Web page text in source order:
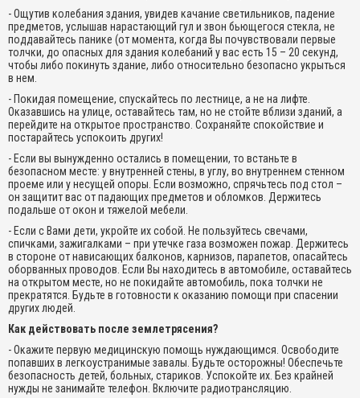
- Ощутив колебания здания, увидев качание светильников, падение
предметов, услышав нарастающий гул и звон бьющегося стекла, не
поддавайтесь панике (от момента, когда Вы почувствовали первые
толчки, до опасных для здания колебаний у вас есть 15 – 20 секунд,
чтобы либо покинуть здание, либо относительно безопасно укрыться
в нем.
- Покидая помещение, спускайтесь по лестнице, а не на лифте.
Оказавшись на улице, оставайтесь там, но не стойте вблизи зданий, а
перейдите на открытое пространство. Сохраняйте спокойствие и
постарайтесь успокоить других!
- Если вы вынужденно остались в помещении, то встаньте в
безопасном месте: у внутренней стены, в углу, во внутреннем стенном
проеме или у несущей опоры. Если возможно, спрячьтесь под стол –
он защитит вас от падающих предметов и обломков. Держитесь
подальше от окон и тяжелой мебели.
- Если с Вами дети, укройте их собой. Не пользуйтесь свечами,
спичками, зажигалками – при утечке газа возможен пожар. Держитесь
в стороне от нависающих балконов, карнизов, парапетов, опасайтесь
оборванных проводов. Если Вы находитесь в автомобиле, оставайтесь
на открытом месте, но не покидайте автомобиль, пока толчки не
прекратятся. Будьте в готовности к оказанию помощи при спасении
других людей.
Как действовать после землетрясения?
- Окажите первую медицинскую помощь нуждающимся. Освободите
попавших в легкоустранимые завалы. Будьте осторожны! Обеспечьте
безопасность детей, больных, стариков. Успокойте их. Без крайней
нужды не занимайте телефон. Включите радиотрансляцию.